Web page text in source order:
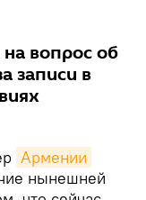
вопрос об
записи в
Армении
нынешней